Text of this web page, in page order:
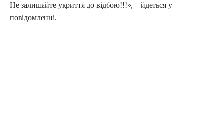
Не залишайте укриття до відбою!!!», – йдеться у
повідомленні.